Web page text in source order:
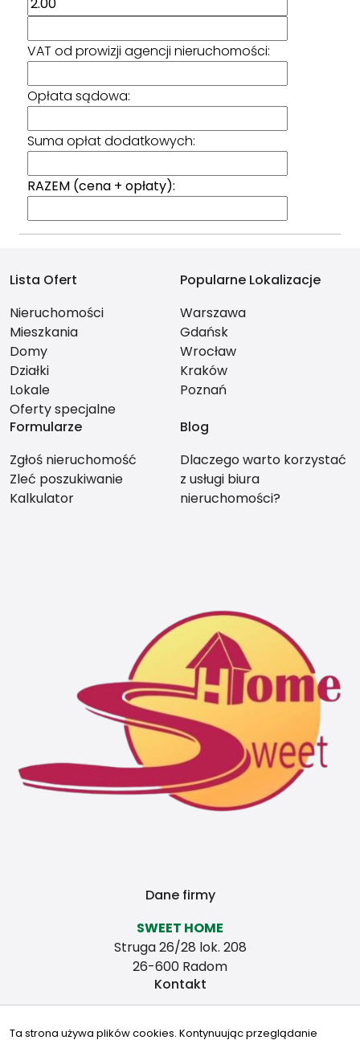
VAT od prowizji agencji nieruchomości:
Opłata sądowa:
Suma opłat dodatkowych:
RAZEM (cena + opłaty):
Lista Ofert
Nieruchomości
Mieszkania
Domy
Działki
Lokale
Oferty specjalne
Popularne Lokalizacje
Warszawa
Gdańsk
Wrocław
Kraków
Poznań
Formularze
Zgłoś nieruchomość
Zleć poszukiwanie
Kalkulator
Blog
Dlaczego warto korzystać
z usługi biura
nieruchomości?
Dane firmy
SWEET HOME
Struga 26/28 lok. 208
26-600 Radom
Kontakt
Ta strona używa plików cookies. Kontynuując przeglądanie